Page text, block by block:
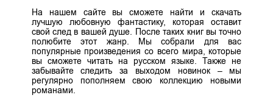
На нашем сайте вы сможете найти и скачать
лучшую любовную фантастику, которая оставит
свой след в вашей душе. После таких книг вы точно
полюбите этот жанр. Мы собрали для вас
популярные произведения со всего мира, которые
вы сможете читать на русском языке. Также не
забывайте следить за выходом новинок – мы
регулярно пополняем свою коллекцию новыми
романами.